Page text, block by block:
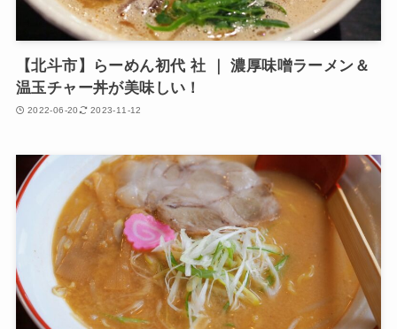
【北斗市】らーめん初代 社 ｜ 濃厚味噌ラーメン＆
温玉チャー丼が美味しい！
2022-06-20 2023-11-12